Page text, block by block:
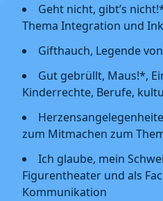
Geht nicht, gibt’s
Thema Integration und
Gifthauch, Legende
Gut gebrüllt, Maus!*,
Kinderrechte, Berufe,
zum Mitmachen zum
Ich glaube, mein
Figurentheater und als
Kommunikation